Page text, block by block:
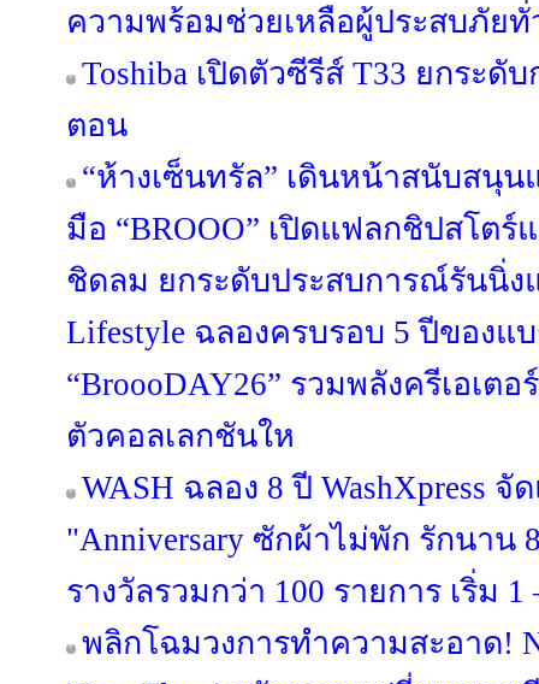
ความพร้อมช่วยเหลือผู้ประสบภัยทั่
Toshiba เปิดตัวซีรีส์ T33 ยกระดั
ตอน
“ห้างเซ็นทรัล” เดินหน้าสนับสนุ
มือ “BROOO” เปิดแฟลกชิปสโต
ชิดลม ยกระดับประสบการณ์รันนิ่ง
Lifestyle ฉลองครบรอบ 5 ปีของแ
“BroooDAY26” รวมพลังครีเอเต
ตัวคอลเลกชันให
WASH ฉลอง 8 ปี WashXpress
"Anniversary ซักผ้าไม่พัก รักนา
รางวัลรวมกว่า 100 รายการ เริ่ม 1
พลิกโฉมวงการทำความสะอาด!